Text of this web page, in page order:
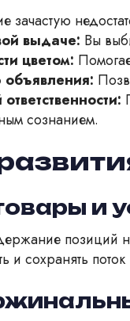
зачастую
выдаче: Вы
цветом:
сознанием.
и
позиций
и сохранять